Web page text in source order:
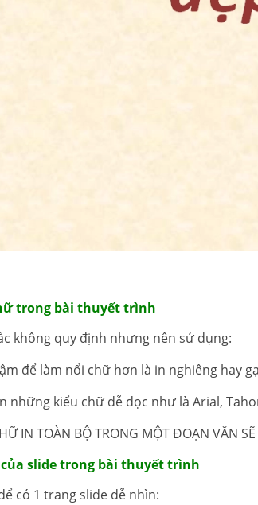
trong bài thuyết trình
không quy định nhưng nên sử dụng:
để làm nổi chữ hơn là in nghiêng hay
những kiểu chữ dễ đọc như là Arial,
IN TOÀN BỘ TRONG MỘT ĐOẠN VĂN
của slide trong bài thuyết trình
có 1 trang slide dễ nhìn: